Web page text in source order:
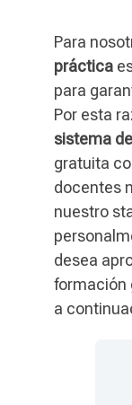
Para
práctica
para
Por esta
sistema
gratuita
docentes
nuestro
desea
formación
a